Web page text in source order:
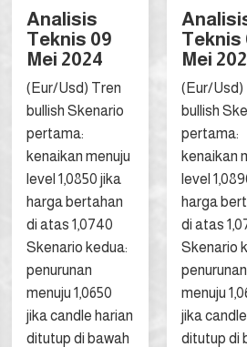
Analisis
Teknis 09
Mei 2024
(Eur/Usd) Tren
bullish Skenario
pertama:
kenaikan menuju
level 1,0850 jika
harga bertahan
di atas 1,0740
Skenario kedua:
penurunan
menuju 1,0650
jika candle harian
ditutup di bawah
Teknis
Mei
(Eur/Usd)
bullish
pertama:
kenaikan
level
harga
di atas
Skenario
penurunan
menuju
jika
ditutup di